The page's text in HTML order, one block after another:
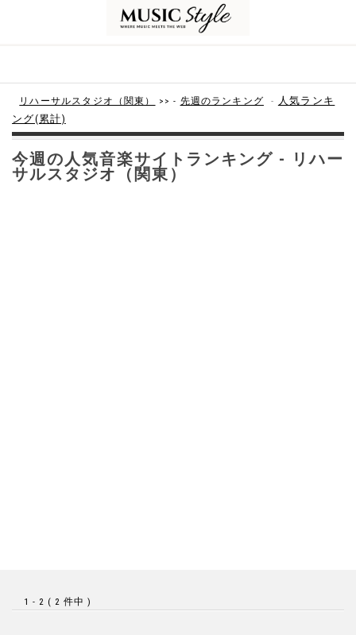
リハーサルスタジオ（関東） >> - 先週のランキング - 人気ランキ
ング(累計)
今週の人気音楽サイトランキング - リハー
サルスタジオ（関東）
1 - 2 ( 2 件中 )